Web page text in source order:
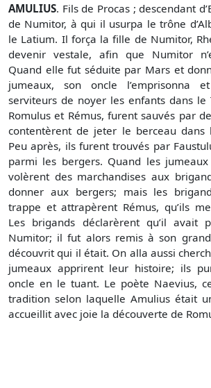
AMULIUS. Fils de Procas ; descendant
de Numitor, à qui il usurpa le trône
le Latium. Il força la fille de Numitor,
devenir vestale, afin que Numitor
Quand elle fut séduite par Mars et
jumeaux, son oncle l’emprisonna
serviteurs de noyer les enfants dans le
Romulus et Rémus, furent sauvés par
contentèrent de jeter le berceau
Peu après, ils furent trouvés par
parmi les bergers. Quand les
volèrent des marchandises aux
donner aux bergers; mais les
trappe et attrapèrent Rémus, qu’ils
Les brigands déclarèrent qu’il avait
Numitor; il fut alors remis à son
découvrit qui il était. On alla aussi
jumeaux apprirent leur histoire; ils
oncle en le tuant. Le poète Naevius,
tradition selon laquelle Amulius était
accueillit avec joie la découverte de